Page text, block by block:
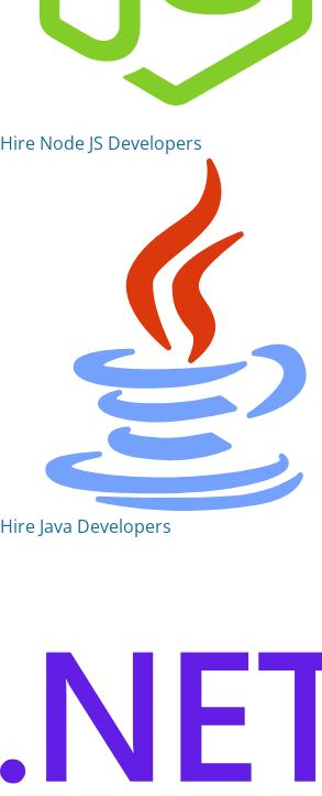
Hire Node JS Developers
Hire Java Developers